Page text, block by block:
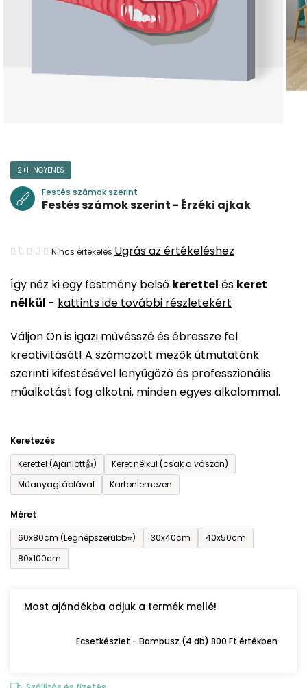
Így néz ki egy festmény belső kerettel és keret
nélkül - kattints ide további részletekért
Váljon Ön is igazi művésszé és ébressze fel
kreativitását! A számozott mezők útmutatónk
szerinti kifestésével lenyűgöző és professzionális
műalkotást fog alkotni, minden egyes alkalommal.
Keretezés
Kerettel (Ajánlott👍)
Keret nélkül (csak a vászon)
Műanyagtáblával
Kartonlemezen
Méret
60x80cm (Legnépszerűbb⭐)
30x40cm
40x50cm
80x100cm
Most ajándékba adjuk a termék mellé!
Ecsetkészlet - Bambusz (4 db) 800 Ft értékben
2+1 INGYENES
Festés számok szerint
Festés számok szerint - Érzéki ajkak
A
átlagos
értékelése
ből
0,0
csillag.
Nincs értékelés Ugrás az értékeléshez